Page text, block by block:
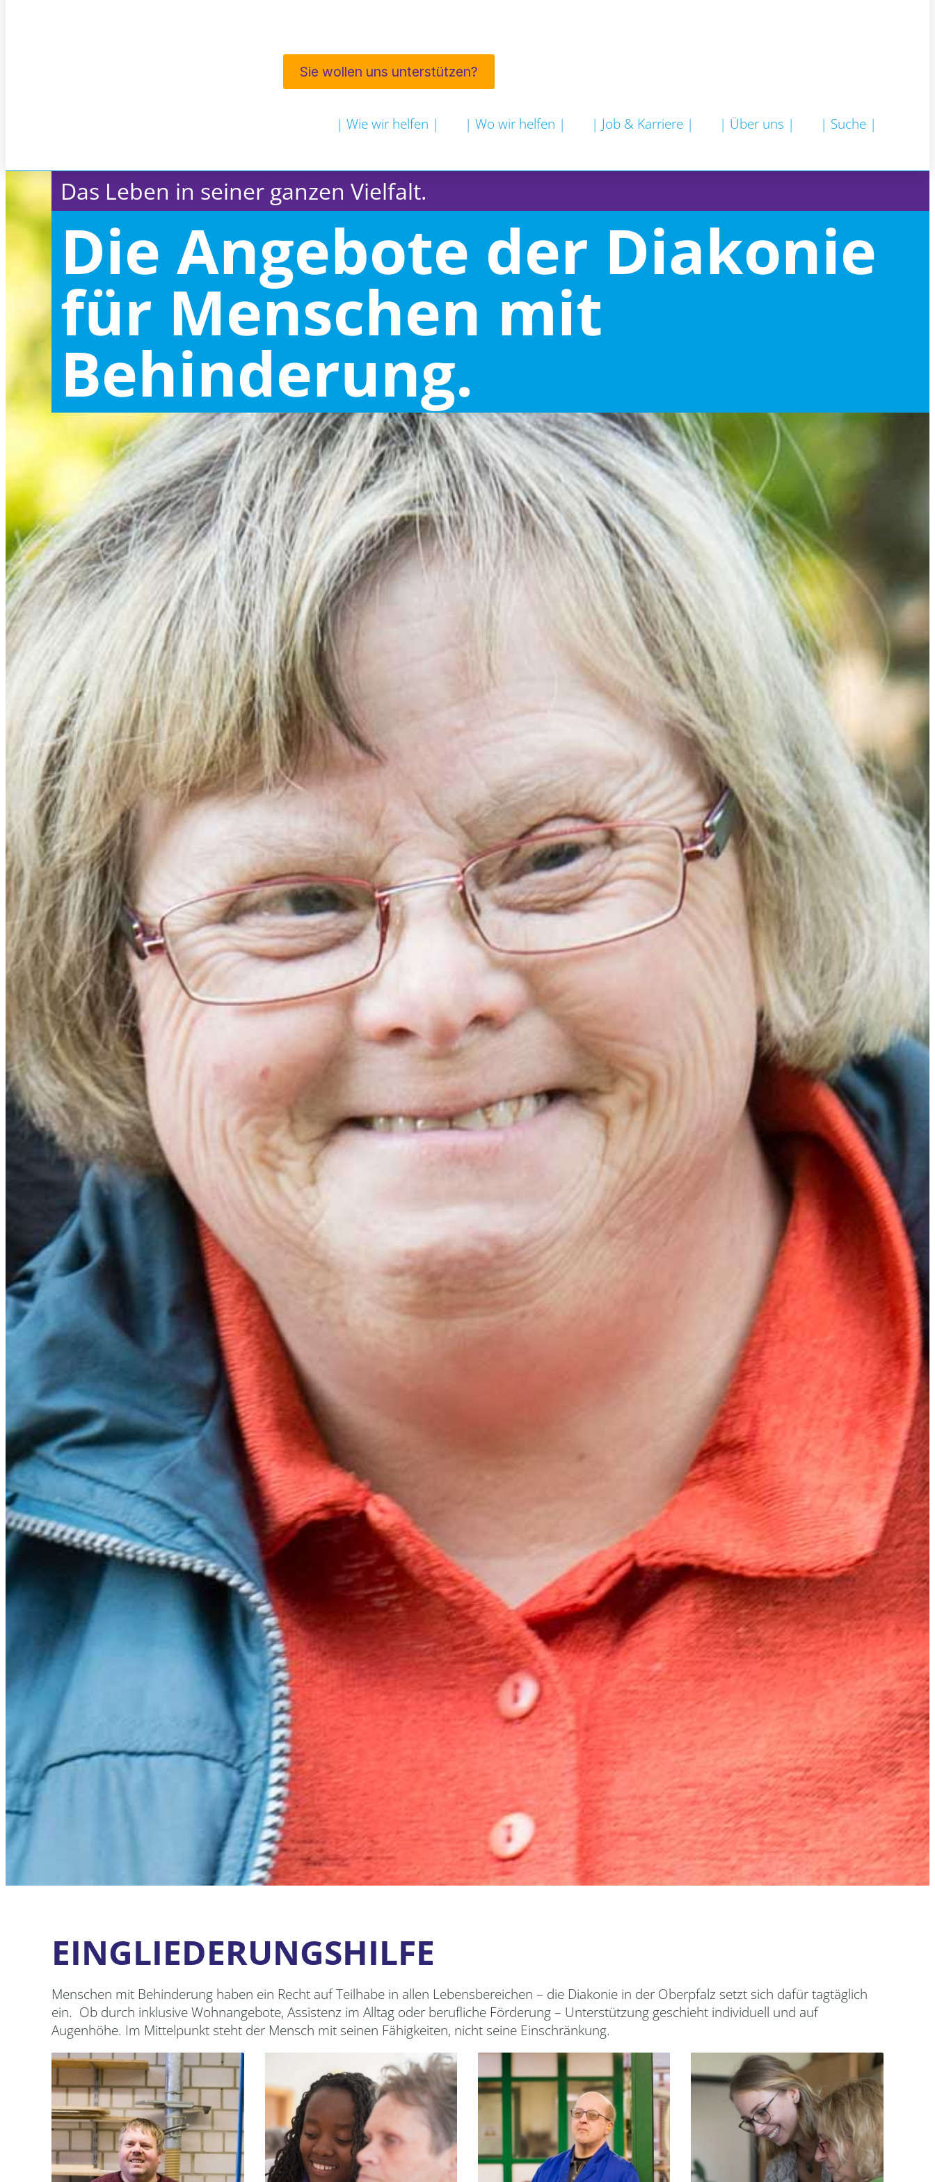
Sie wollen uns unterstützen?
| Wie wir helfen | | Wo wir helfen | | Job & Karriere | | Über uns | | Suche |
Das Leben in seiner ganzen Vielfalt.
Die Angebote der Diakonie
für Menschen mit
Behinderung.
EINGLIEDERUNGSHILFE
Menschen mit Behinderung haben ein Recht auf Teilhabe in allen Lebensbereichen – die Diakonie in der Oberpfalz setzt sich dafür tagtäglich
ein. Ob durch inklusive Wohnangebote, Assistenz im Alltag oder berufliche Förderung – Unterstützung geschieht individuell und auf
Augenhöhe. Im Mittelpunkt steht der Mensch mit seinen Fähigkeiten, nicht seine Einschränkung.